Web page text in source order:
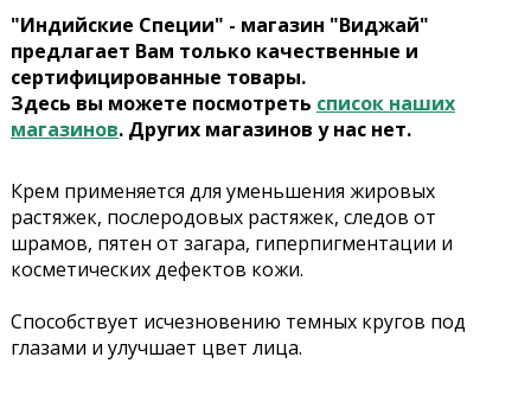
"Индийские Специи" - магазин "Виджай"
предлагает Вам только качественные и
сертифицированные товары.
Здесь вы можете посмотреть список наших
магазинов. Других магазинов у нас нет.
Крем применяется для уменьшения жировых
растяжек, послеродовых растяжек, следов от
шрамов, пятен от загара, гиперпигментации и
косметических дефектов кожи.
Способствует исчезновению темных кругов под
глазами и улучшает цвет лица.